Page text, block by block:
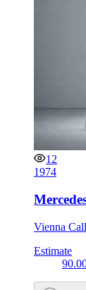
12
1974
Vienna
Estimate